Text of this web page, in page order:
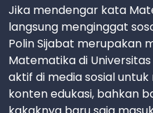
Jika mendengar kata
langsung menginggat
Polin Sijabat merupakan
Matematika di
aktif di media sosial
konten edukasi, bahkan